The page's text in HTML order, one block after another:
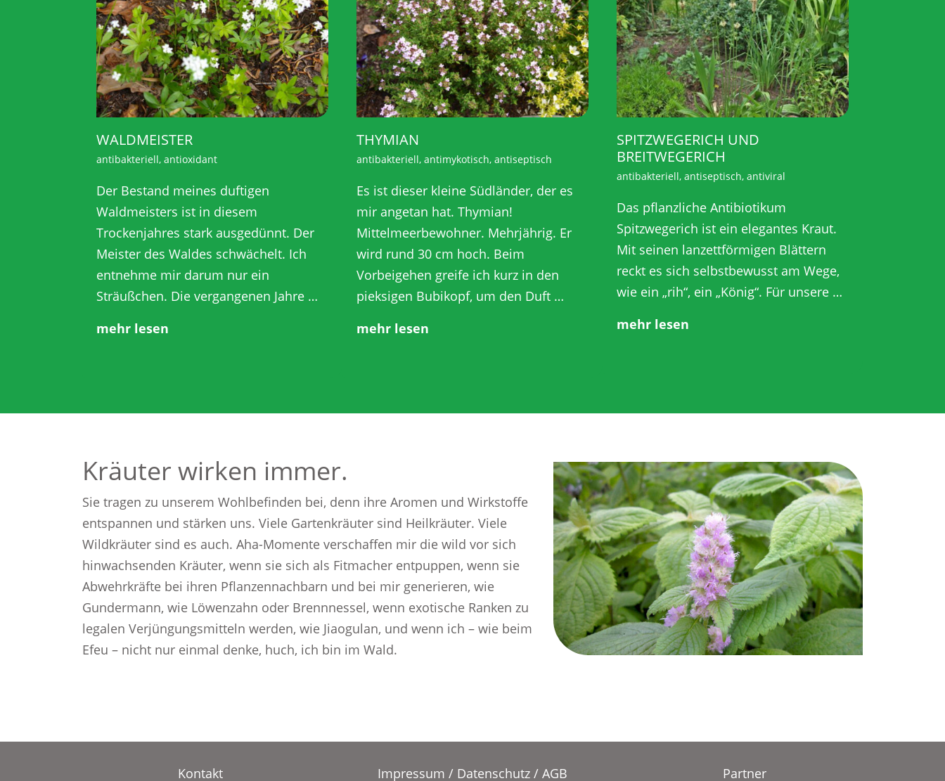
WALDMEISTER
antibakteriell, antioxidant
Der Bestand meines duftigen
Waldmeisters ist in diesem
Trockenjahres stark ausgedünnt. Der
Meister des Waldes schwächelt. Ich
entnehme mir darum nur ein
Sträußchen. Die vergangenen Jahre …
mehr lesen
THYMIAN
antibakteriell, antimykotisch, antiseptisch
Es ist dieser kleine Südländer, der es
mir angetan hat. Thymian!
Mittelmeerbewohner. Mehrjährig. Er
wird rund 30 cm hoch. Beim
Vorbeigehen greife ich kurz in den
pieksigen Bubikopf, um den Duft …
mehr lesen
SPITZWEGERICH UND
BREITWEGERICH
antibakteriell, antiseptisch, antiviral
Das pflanzliche Antibiotikum
Spitzwegerich ist ein elegantes Kraut.
Mit seinen lanzettförmigen Blättern
reckt es sich selbstbewusst am Wege,
wie ein „rih“, ein „König“. Für unsere …
mehr lesen
Kräuter wirken immer.
Sie tragen zu unserem Wohlbeﬁnden bei, denn ihre Aromen und Wirkstoﬀe
entspannen und stärken uns. Viele Gartenkräuter sind Heilkräuter. Viele
Wildkräuter sind es auch. Aha-Momente verschaﬀen mir die wild vor sich
hinwachsenden Kräuter, wenn sie sich als Fitmacher entpuppen, wenn sie
Abwehrkräfte bei ihren Pﬂanzennachbarn und bei mir generieren, wie
Gundermann, wie Löwenzahn oder Brennnessel, wenn exotische Ranken zu
legalen Verjüngungsmitteln werden, wie Jiaogulan, und wenn ich – wie beim
Efeu – nicht nur einmal denke, huch, ich bin im Wald.
Kontakt Impressum / Datenschutz / AGB Partner